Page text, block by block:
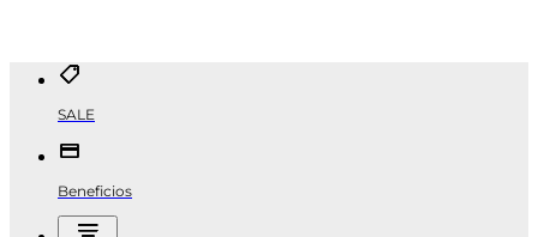
SALE
Beneficios